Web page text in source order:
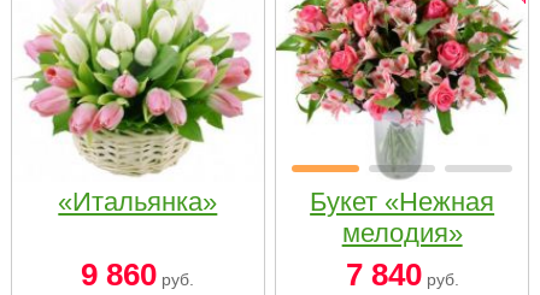
«Итальянка»
9 860 руб.
Букет «Нежная
мелодия»
7 840руб.